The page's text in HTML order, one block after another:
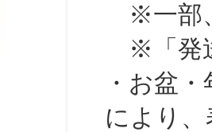
※一部、
※「発送
・お盆・
により